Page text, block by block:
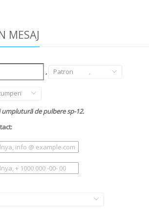
MESAJ
, Patron ,
umplutură de pulbere sp-12.